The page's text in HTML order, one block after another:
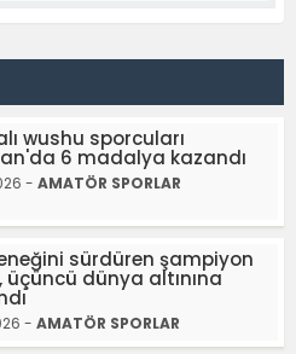
wushu sporcuları
6 madalya kazandı
- AMATÖR SPORLAR
sürdüren şampiyon
üçüncü dünya altınına
- AMATÖR SPORLAR